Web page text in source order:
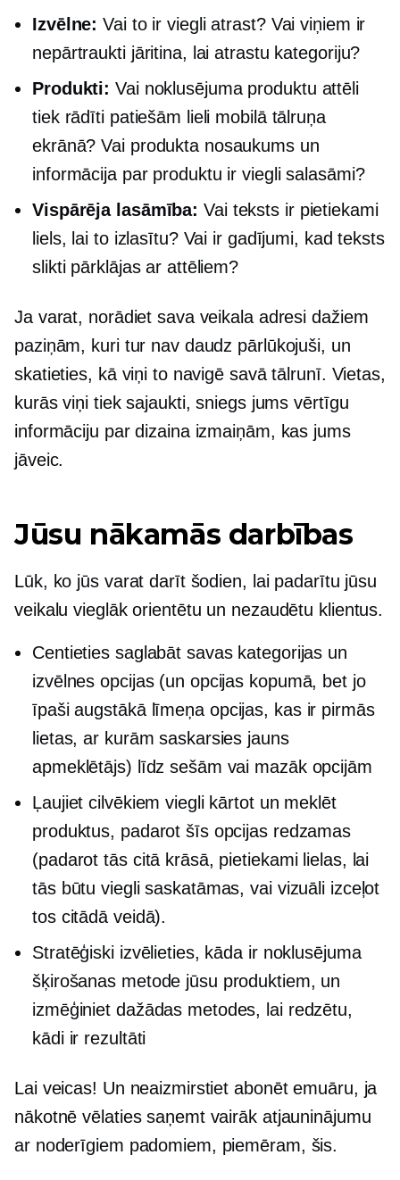
Izvēlne: Vai to ir viegli atrast? Vai viņiem ir
nepārtraukti jāritina, lai atrastu kategoriju?
Produkti: Vai noklusējuma produktu attēli
tiek rādīti patiešām lieli mobilā tālruņa
ekrānā? Vai produkta nosaukums un
informācija par produktu ir viegli salasāmi?
Vispārēja lasāmība: Vai teksts ir pietiekami
liels, lai to izlasītu? Vai ir gadījumi, kad teksts
slikti pārklājas ar attēliem?
Ja varat, norādiet sava veikala adresi dažiem
paziņām, kuri tur nav daudz pārlūkojuši, un
skatieties, kā viņi to navigē savā tālrunī. Vietas,
kurās viņi tiek sajaukti, sniegs jums vērtīgu
informāciju par dizaina izmaiņām, kas jums
jāveic.
Jūsu nākamās darbības
Lūk, ko jūs varat darīt šodien, lai padarītu jūsu
veikalu vieglāk orientētu un nezaudētu klientus.
Centieties saglabāt savas kategorijas un
izvēlnes opcijas (un opcijas kopumā, bet jo
īpašiaugstākā līmeņaopcijas, kas ir pirmās
lietas, ar kurām saskarsies jauns
apmeklētājs) līdz sešām vai mazāk opcijām
Ļaujiet cilvēkiem viegli kārtot un meklēt
produktus, padarot šīs opcijas redzamas
(padarot tās citā krāsā, pietiekami lielas, lai
tās būtu viegli saskatāmas, vai vizuāli izceļot
tos citādā veidā).
Stratēģiski izvēlieties, kāda ir noklusējuma
šķirošanas metode jūsu produktiem, un
izmēģiniet dažādas metodes, lai redzētu,
kādi ir rezultāti
Lai veicas! Un neaizmirstiet abonēt emuāru, ja
nākotnē vēlaties saņemt vairāk atjauninājumu
ar noderīgiem padomiem, piemēram, šis.